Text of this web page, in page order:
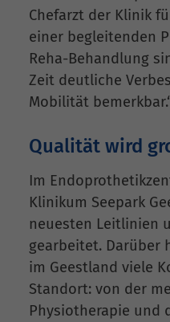
Chefarzt der Klinik
einer begleitenden
Reha-Behandlung
Zeit deutliche
Mobilität
Qualität wird
Im
Klinikum Seepark
neuesten Leitlinien
gearbeitet. Darüber
im Geestland viele
Standort: von der
Physiotherapie und